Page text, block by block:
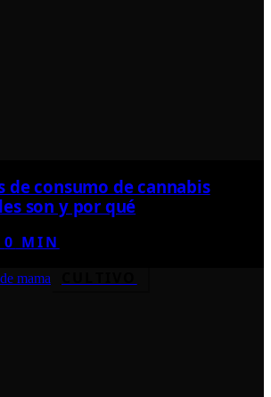
de consumo de cannabis
son y por qué
0 MIN